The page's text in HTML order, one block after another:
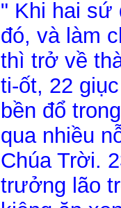
" Khi hai sứ
đó, và làm
thì trở về
ti-ốt, 22
bền đổ
qua nhiều
Chúa Trời.
trưởng lão